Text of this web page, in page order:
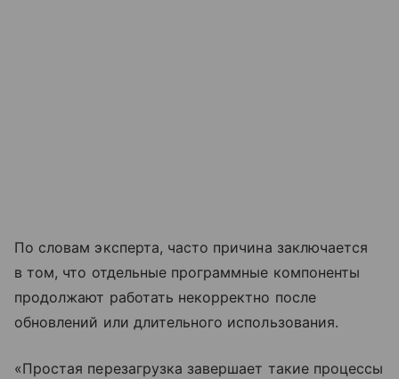
По словам эксперта, часто причина заключается
в том, что отдельные программные компоненты
продолжают работать некорректно после
обновлений или длительного использования.
«Простая перезагрузка завершает такие процессы